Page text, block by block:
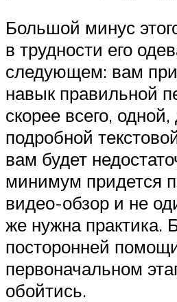
Большой минус
в трудности его
следующем: вам
навык правильной
скорее всего,
подробной
вам будет
минимум придется
видео-обзор и не
же нужна практика.
посторонней
первоначальном
обойтись.